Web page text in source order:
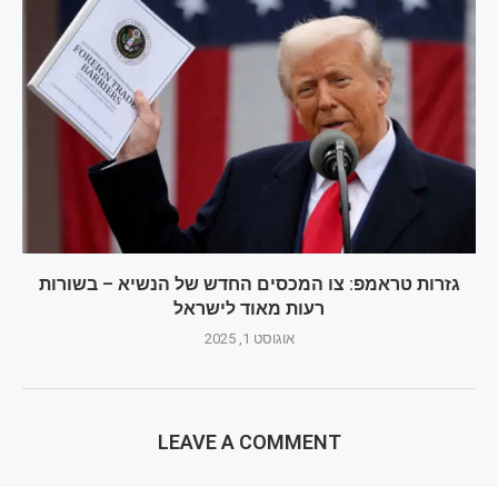
גזרות טראמפ: צו המכסים החדש של הנשיא – בשורות
רעות מאוד לישראל
אוגוסט 1, 2025
LEAVE A COMMENT